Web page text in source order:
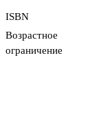
ISBN
Возрастное
ограничение